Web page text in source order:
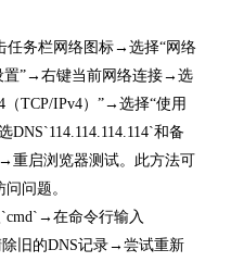
任务栏网络图标→选择“网络
置”→右键当前网络连接→选
TCP/IPv4）”→选择“使用
和备
重启浏览器测试。此方法可
问题。
在命令行输入
旧的DNS记录→尝试重新